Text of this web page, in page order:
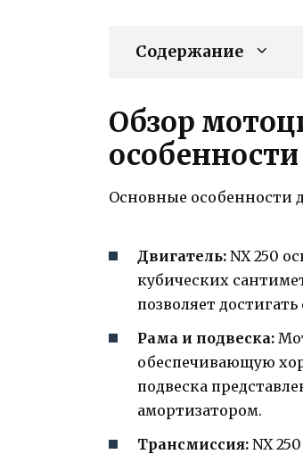
Содержание
Обзор
Основные особенности
Двигатель: NX 250
кубических
позволяет
Рама и подвеска:
обеспечивающую
подвеска
амортизатором.
Трансмиссия: NX